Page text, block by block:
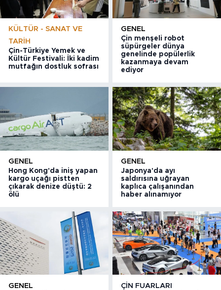
KÜLTÜR - SANAT VE
TARIH
Çin-Türkiye Yemek ve
Kültür Festivali: İki kadim
mutfağın dostluk sofrası
GENEL
Çin menşeli robot
süpürgeler dünya
genelinde popülerlik
kazanmaya devam
ediyor
GENEL
Hong Kong'da iniş yapan
kargo uçağı pistten
çıkarak denize düştü: 2
ölü
GENEL
Japonya'da ayı
saldırısına uğrayan
kaplıca çalışanından
haber alınamıyor
GENEL ÇIN FUARLARI